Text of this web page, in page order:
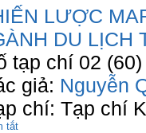
LƯỢC
DU LỊCH
tạp chí 02
giả: Nguyễn
chí: Tạp chí
tắt